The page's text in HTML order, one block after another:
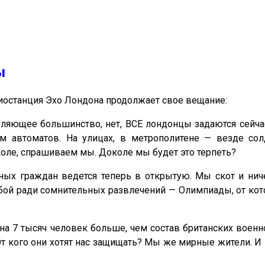
Эхо Лондона продолжает свое вещание:
большинство, нет, ВСЕ лондонцы задаются
автоматов. На улицах, в метрополитене — везде
спрашиваем мы. Доколе мы будет это терпеть?
граждан ведется теперь в открытую. Мы скот и
ради сомнительных развлечений — Олимпиады, от
7 тысяч человек больше, чем состав британских
кого они хотят нас защищать? Мы же мирные жители.